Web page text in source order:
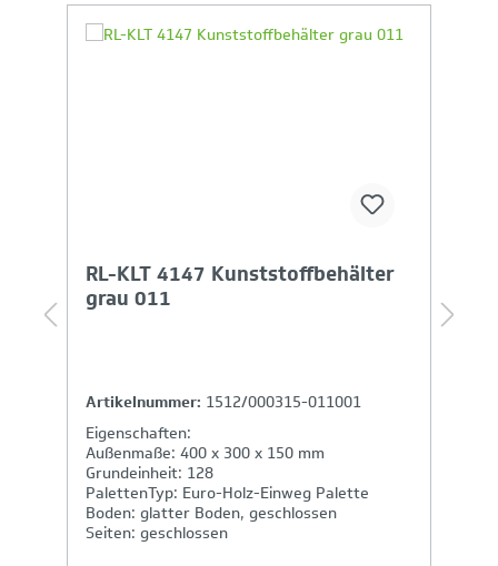
Ihr Produktvergleich ist voll
RL-KLT 4147 Kunststoffbehälter
grau 011
Artikelnummer: 1512/000315-011001
Eigenschaften:
Außenmaße: 400 x 300 x 150 mm
Grundeinheit: 128
PalettenTyp: Euro-Holz-Einweg Palette
Boden: glatter Boden, geschlossen
Seiten: geschlossen